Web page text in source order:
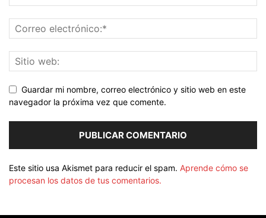
Guardar mi nombre, correo electrónico y sitio web en este
navegador la próxima vez que comente.
Este sitio usa Akismet para reducir el spam. Aprende cómo se
procesan los datos de tus comentarios.